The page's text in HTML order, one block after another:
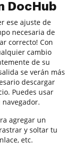
DocHub
ese ajuste de
necesaria de
correcto! Con
cambio
de su
se verán más
descargar
Puedes usar
agregar un
y soltar tu
etc.